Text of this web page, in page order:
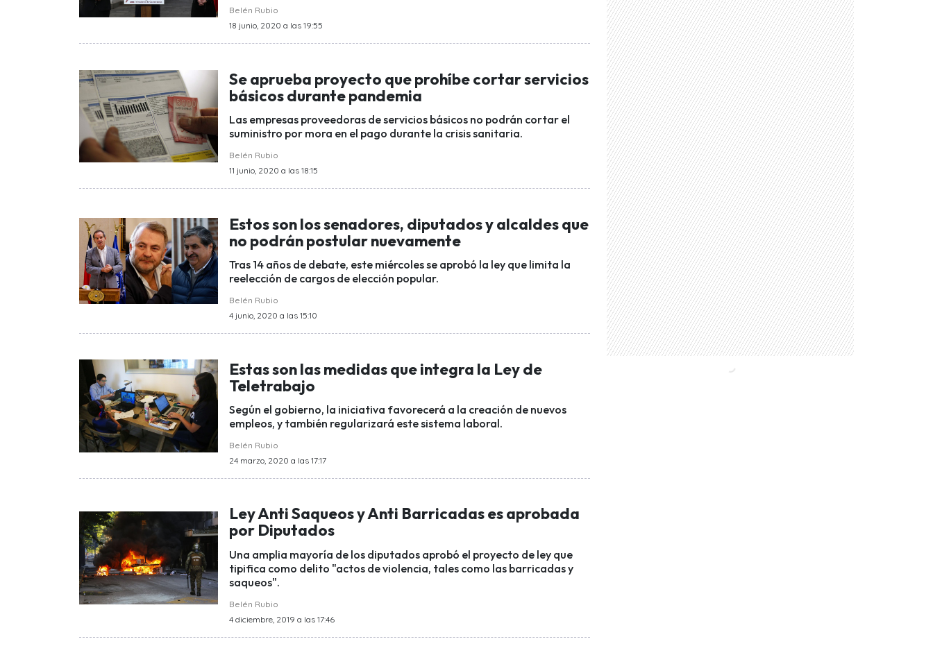
Belén Rubio
18 junio, 2020 a las 19:55
Se aprueba proyecto que prohíbe cortar servicios
básicos durante pandemia
Las empresas proveedoras de servicios básicos no podrán cortar el
suministro por mora en el pago durante la crisis sanitaria.
Belén Rubio
11 junio, 2020 a las 18:15
Estos son los senadores, diputados y alcaldes que
no podrán postular nuevamente
Tras 14 años de debate, este miércoles se aprobó la ley que limita la
reelección de cargos de elección popular.
Belén Rubio
4 junio, 2020 a las 15:10
Estas son las medidas que integra la Ley de
Teletrabajo
Según el gobierno, la iniciativa favorecerá a la creación de nuevos
empleos, y también regularizará este sistema laboral.
Belén Rubio
24 marzo, 2020 a las 17:17
Ley Anti Saqueos y Anti Barricadas es aprobada
por Diputados
Una amplia mayoría de los diputados aprobó el proyecto de ley que
tipifica como delito "actos de violencia, tales como las barricadas y
saqueos".
Belén Rubio
4 diciembre, 2019 a las 17:46